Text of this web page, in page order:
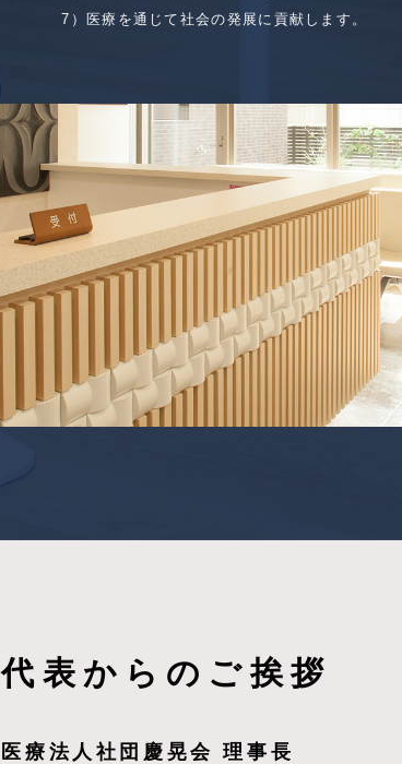
7）医療を通じて社会の発展に貢献します。
代表からのご挨拶
医療法人社団慶晃会 理事長